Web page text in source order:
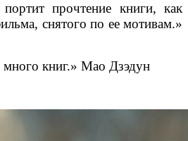
прочтение книги, как
снятого по ее мотивам.»
много книг.» Мао Дзэдун